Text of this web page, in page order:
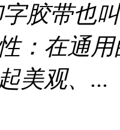
胶带也
：在通
美观、...